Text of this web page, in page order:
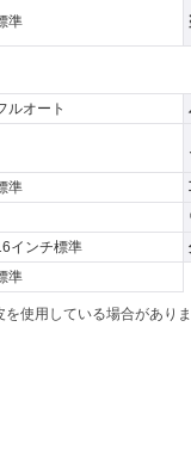
準
ルオート
準
インチ標準
準
使用している場合があり